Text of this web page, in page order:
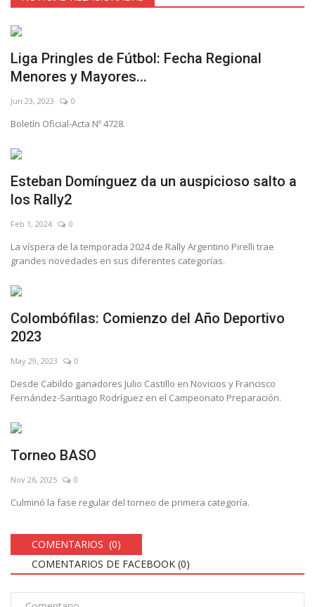
Liga Pringles de Fútbol: Fecha Regional
Menores y Mayores...
Jun 23, 2023 0
Boletín Oficial-Acta Nº 4728.
Esteban Domínguez da un auspicioso salto a
los Rally2
Feb 1, 2024 0
La víspera de la temporada 2024 de Rally Argentino Pirelli trae
grandes novedades en sus diferentes categorías.
Colombófilas: Comienzo del Año Deportivo
2023
May 29, 2023 0
Desde Cabildo ganadores Julio Castillo en Novicios y Francisco
Fernández-Santiago Rodríguez en el Campeonato Preparación.
Torneo BASO
Nov 26, 2025 0
Culminó la fase regular del torneo de primera categoría.
COMENTARIOS (0)
COMENTARIOS DE FACEBOOK (0)